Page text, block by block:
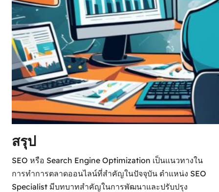
สรุป
SEO หรือ Search Engine Optimization เป็นแนวทางใน
การทำการตลาดออนไลน์ที่สำคัญในปัจจุบัน ตำแหน่ง SEO
Specialist มีบทบาทสำคัญในการพัฒนาและปรับปรุง